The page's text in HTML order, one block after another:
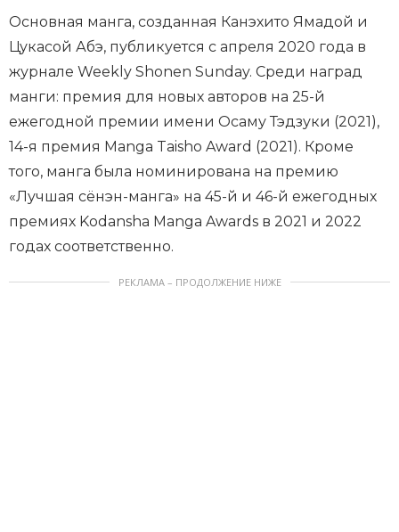
Основная манга, созданная Канэхито Ямадой и
Цукасой Абэ, публикуется с апреля 2020 года в
журнале Weekly Shonen Sunday. Среди наград
манги: премия для новых авторов на 25-й
ежегодной премии имени Осаму Тэдзуки (2021),
14-я премия Manga Taisho Award (2021). Кроме
того, манга была номинирована на премию
«Лучшая сёнэн-манга» на 45-й и 46-й ежегодных
премиях Kodansha Manga Awards в 2021 и 2022
годах соответственно.
РЕКЛАМА – ПРОДОЛЖЕНИЕ НИЖЕ